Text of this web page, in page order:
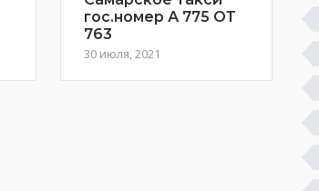
гос.номер А 775 ОТ
763
30 июля, 2021